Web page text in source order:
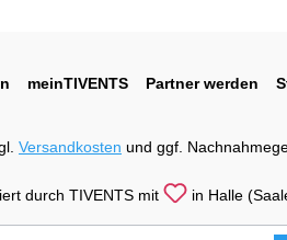
meinTIVENTS Partner werden
Versandkosten und ggf.
durch TIVENTS mit in Halle